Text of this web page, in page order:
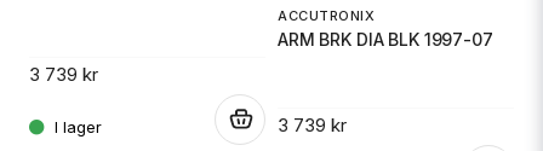
Ja, ni får publicera min fråga
3 739 kr
ACCUTRONIX
ARM BRK DIA BLK 1997-07
3 739 kr